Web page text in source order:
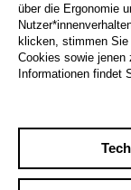
Alle
Sa29.8.
über die Ergonomie
klicken, stimmen
Cookies sowie jenen
Informationen findet